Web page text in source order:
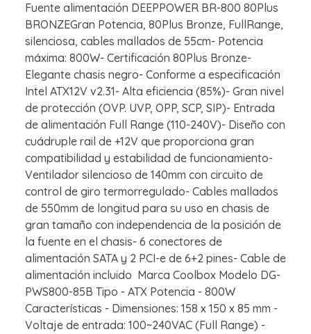
Fuente alimentación DEEPPOWER BR-800 80Plus
BRONZEGran Potencia, 80Plus Bronze, FullRange,
silenciosa, cables mallados de 55cm- Potencia
máxima: 800W- Certificación 80Plus Bronze-
Elegante chasis negro- Conforme a especificación
Intel ATX12V v2.31- Alta eficiencia (85%)- Gran nivel
de protección (OVP. UVP, OPP, SCP, SIP)- Entrada
de alimentación Full Range (110-240V)- Diseño con
cuádruple rail de +12V que proporciona gran
compatibilidad y estabilidad de funcionamiento-
Ventilador silencioso de 140mm con circuito de
control de giro termorregulado- Cables mallados
de 550mm de longitud para su uso en chasis de
gran tamaño con independencia de la posición de
la fuente en el chasis- 6 conectores de
alimentación SATA y 2 PCI-e de 6+2 pines- Cable de
alimentación incluido Marca Coolbox Modelo DG-
PWS800-85B Tipo - ATX Potencia - 800W
Características - Dimensiones: 158 x 150 x 85 mm -
Voltaje de entrada: 100~240VAC (Full Range) -